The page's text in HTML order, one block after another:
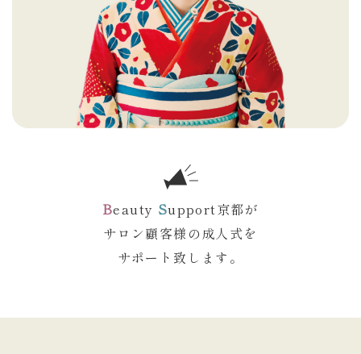
Beauty Support京都が
サロン顧客様の成人式を
サポート致します。